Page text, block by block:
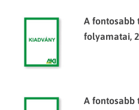
A fontosabb
folyamatai,
A fontosabb